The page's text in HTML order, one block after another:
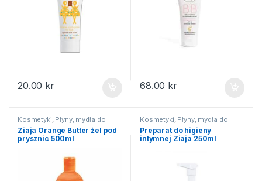
20.00 kr 68.00 kr
Kosmetyki, Płyny, mydła do
kąpieli
Ziaja Orange Butter żel pod
prysznic 500ml
Kosmetyki, Płyny, mydła do
kąpieli
Preparat do higieny
intymnej Ziaja 250ml